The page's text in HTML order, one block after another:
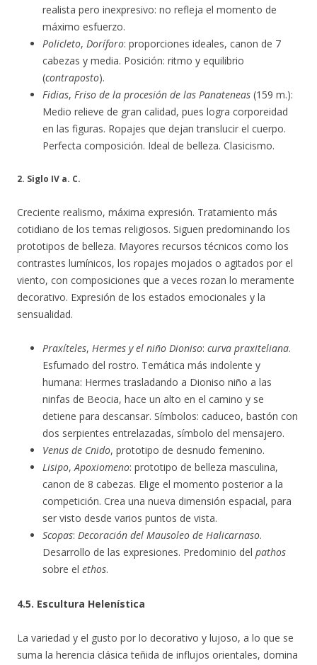
realista pero inexpresivo: no refleja el momento de
máximo esfuerzo.
Policleto, Doríforo: proporciones ideales, canon de 7
cabezas y media. Posición: ritmo y equilibrio
(contraposto).
Fidias, Friso de la procesión de las Panateneas (159 m.):
Medio relieve de gran calidad, pues logra corporeidad
en las figuras. Ropajes que dejan translucir el cuerpo.
Perfecta composición. Ideal de belleza. Clasicismo.
2. Siglo IV a. C.
Creciente realismo, máxima expresión. Tratamiento más
cotidiano de los temas religiosos. Siguen predominando los
prototipos de belleza. Mayores recursos técnicos como los
contrastes lumínicos, los ropajes mojados o agitados por el
viento, con composiciones que a veces rozan lo meramente
decorativo. Expresión de los estados emocionales y la
sensualidad.
Praxíteles, Hermes y el niño Dioniso: curva praxiteliana.
Esfumado del rostro. Temática más indolente y
humana: Hermes trasladando a Dioniso niño a las
ninfas de Beocia, hace un alto en el camino y se
detiene para descansar. Símbolos: caduceo, bastón con
dos serpientes entrelazadas, símbolo del mensajero.
Venus de Cnido, prototipo de desnudo femenino.
Lisipo,Apoxiomeno: prototipo de belleza masculina,
canon de 8 cabezas. Elige el momento posterior a la
competición. Crea una nueva dimensión espacial, para
ser visto desde varios puntos de vista.
Scopas: Decoración del Mausoleo de Halicarnaso.
Desarrollo de las expresiones. Predominio del pathos
sobre el ethos.
4.5. Escultura Helenística
La variedad y el gusto por lo decorativo y lujoso, a lo que se
suma la herencia clásica teñida de influjos orientales, domina